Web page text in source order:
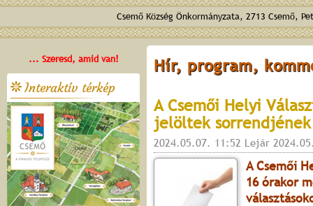
Csemő Község Önkormányzata, 2713
... Szeresd, amid van!
Interaktív térkép
Hír, program,
A Csemői Helyi
jelöltek sorrendjének
2024.05.07. 11:52 Lejár
A Csemői
16 órakor